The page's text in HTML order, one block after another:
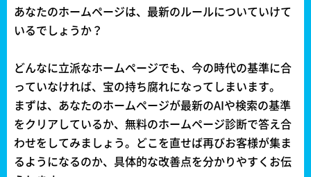
あなたのホームページは、最新のルールについていけて
いるでしょうか？
どんなに立派なホームページでも、今の時代の基準に合
っていなければ、宝の持ち腐れになってしまいます。
まずは、あなたのホームページが最新のAIや検索の基準
をクリアしているか、無料のホームページ診断で答え合
わせをしてみましょう。どこを直せば再びお客様が集ま
るようになるのか、具体的な改善点を分かりやすくお伝